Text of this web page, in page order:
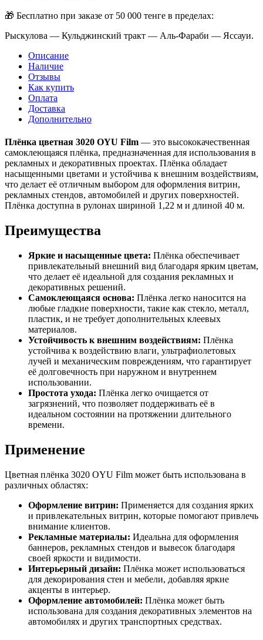
🎁 Бесплатно при заказе от 50 000 тенге в пределах:
Рыскулова — Кульджинский тракт — Аль-Фараби — Яссауи.
Описание
Наличие
Отзывы
Как купить
Оплата
Доставка
Дополнительно
Плёнка цветная 3020 OYU Film — это высококачественная
самоклеющаяся плёнка, предназначенная для использования в
рекламных и декоративных проектах. Плёнка обладает
насыщенными цветами и устойчива к внешним воздействиям,
что делает её отличным выбором для оформления витрин,
рекламных стендов, автомобилей и других поверхностей.
Плёнка доступна в рулонах шириной 1,22 м и длиной 40 м.
Преимущества
Яркие и насыщенные цвета: Плёнка обеспечивает
привлекательный внешний вид благодаря ярким цветам,
что делает её идеальной для создания рекламных и
декоративных решений.
Самоклеющаяся основа: Плёнка легко наносится на
любые гладкие поверхности, такие как стекло, металл,
пластик, и не требует дополнительных клеевых
материалов.
Устойчивость к внешним воздействиям: Плёнка
устойчива к воздействию влаги, ультрафиолетовых
лучей и механическим повреждениям, что гарантирует
её долговечность при наружном и внутреннем
использовании.
Простота ухода: Плёнка легко очищается от
загрязнений, что позволяет поддерживать её в
идеальном состоянии на протяжении длительного
времени.
Применение
Цветная плёнка 3020 OYU Film может быть использована в
различных областях:
Оформление витрин: Применяется для создания ярких
и привлекательных витрин, которые помогают привлечь
внимание клиентов.
Рекламные материалы: Идеальна для оформления
баннеров, рекламных стендов и вывесок благодаря
своей яркости и видимости.
Интерьерный дизайн: Плёнка может использоваться
для декорирования стен и мебели, добавляя яркие
акценты в интерьер.
Оформление автомобилей: Плёнка может быть
использована для создания декоративных элементов на
автомобилях и других транспортных средствах.